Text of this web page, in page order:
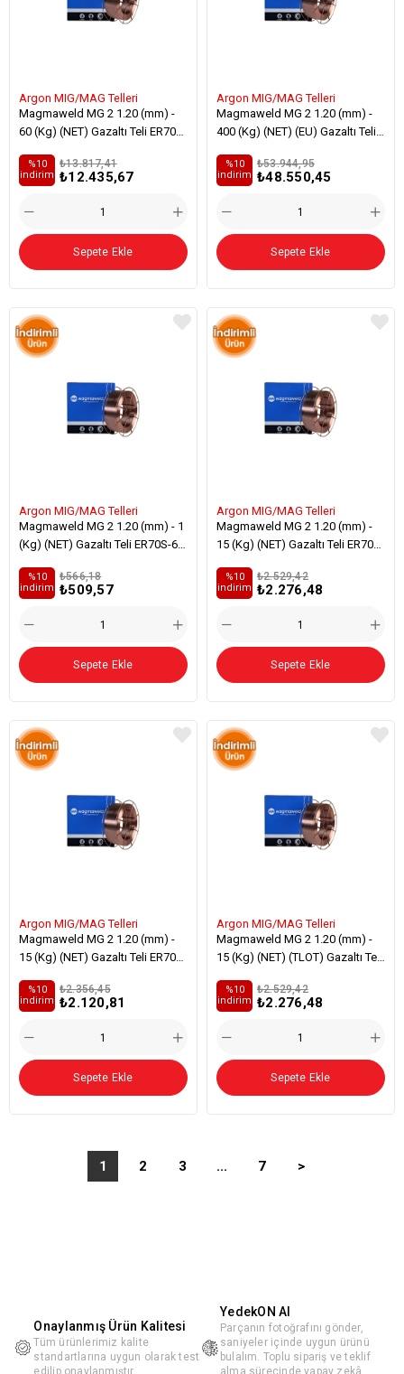
Argon MIG/MAG Telleri
Magmaweld MG 2 1.20 (mm) -
60 (Kg) (NET) Gazaltı Teli ER70S-
₺12.435,67
₺13.817,41
%10
i̇ndirim
Sepete Ekle
Argon MIG/MAG Telleri
Magmaweld MG 2 1.20 (mm) -
400 (Kg) (NET) (EU) Gazaltı Teli
Kaynağı
₺48.550,45
₺53.944,95
%10
i̇ndirim
Sepete Ekle
Argon MIG/MAG Telleri
Magmaweld MG 2 1.20 (mm) - 1
(Kg) (NET) Gazaltı Teli ER70S-6
₺509,57
₺566,18
%10
i̇ndirim
Sepete Ekle
Argon MIG/MAG Telleri
Magmaweld MG 2 1.20 (mm) -
15 (Kg) (NET) Gazaltı Teli ER70S-
₺2.276,48
₺2.529,42
%10
i̇ndirim
Sepete Ekle
Argon MIG/MAG Telleri
Magmaweld MG 2 1.20 (mm) -
15 (Kg) (NET) Gazaltı Teli ER70S-
₺2.120,81
₺2.356,45
%10
i̇ndirim
Sepete Ekle
Argon MIG/MAG Telleri
Magmaweld MG 2 1.20 (mm) -
15 (Kg) (NET) (TLOT) Gazaltı Teli
Kaynağı
₺2.276,48
₺2.529,42
%10
i̇ndirim
Sepete Ekle
1 2 3 ... 7 >
Onaylanmış Ürün Kalitesi
Tüm ürünlerimiz kalite
standartlarına uygun olarak test
edilip onaylanmıştır.
YedekON AI
Parçanın fotoğrafını gönder,
saniyeler içinde uygun ürünü
bulalım. Toplu sipariş ve teklif
alma sürecinde yapay zekâ